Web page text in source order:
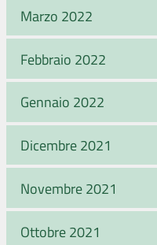
Marzo 2022
Febbraio 2022
Gennaio 2022
Dicembre 2021
Novembre 2021
Ottobre 2021